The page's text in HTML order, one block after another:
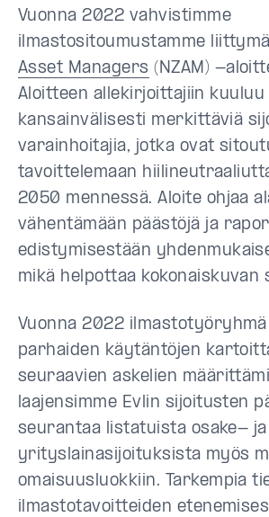
Vuonna 2022 vahvistimme
ilmastositoumustamme
Asset Managers (NZAM) -
Aloitteen allekirjoittajiin kuuluu
kansainvälisesti merkittäviä
varainhoitajia, jotka ovat
tavoittelemaan
2050 mennessä. Aloite ohjaa
vähentämään päästöjä ja
edistymisestään
mikä helpottaa kokonaiskuvan
Vuonna 2022
parhaiden käytäntöjen
seuraavien askelien
laajensimme Evlin sijoitusten
seurantaa listatuista osake- ja
yrityslainasijoituksista myös
omaisuusluokkiin. Tarkempia
ilmastotavoitteiden